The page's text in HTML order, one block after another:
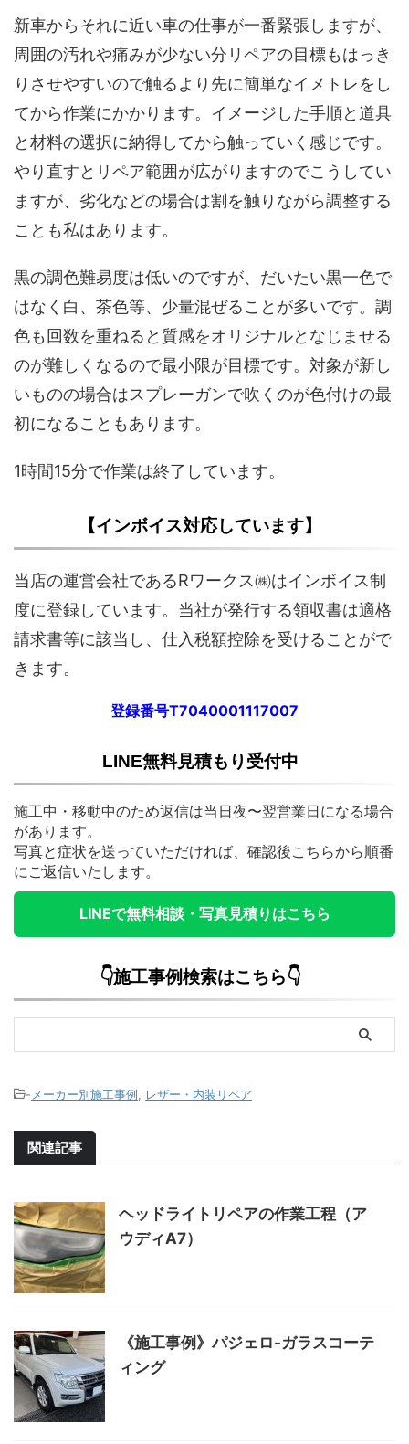
新車からそれに近い車の仕事が一番緊張しますが、
周囲の汚れや痛みが少ない分リペアの目標もはっき
りさせやすいので触るより先に簡単なイメトレをし
てから作業にかかります。イメージした手順と道具
と材料の選択に納得してから触っていく感じです。
やり直すとリペア範囲が広がりますのでこうしてい
ますが、劣化などの場合は割を触りながら調整する
ことも私はあります。
黒の調色難易度は低いのですが、だいたい黒一色で
はなく白、茶色等、少量混ぜることが多いです。調
色も回数を重ねると質感をオリジナルとなじませる
のが難しくなるので最小限が目標です。対象が新し
いものの場合はスプレーガンで吹くのが色付けの最
初になることもあります。
1時間15分で作業は終了しています。
【インボイス対応しています】
当店の運営会社であるRワークス㈱はインボイス制
度に登録しています。当社が発行する領収書は適格
請求書等に該当し、仕入税額控除を受けることがで
きます。
登録番号T7040001117007
LINE無料見積もり受付中
施工中・移動中のため返信は当日夜〜翌営業日になる場合
があります。
写真と症状を送っていただければ、確認後こちらから順番
にご返信いたします。
LINEで無料相談・写真見積りはこちら
👇施工事例検索はこちら👇
-メーカー別施工事例, レザー・内装リペア
関連記事
ヘッドライトリペアの作業工程（ア
ウディA7）
《施工事例》パジェロ-ガラスコーテ
ィング